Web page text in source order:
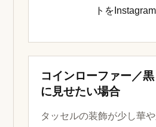
トを
コインローファー／
に見せたい場合
タッセルの装飾が少し華